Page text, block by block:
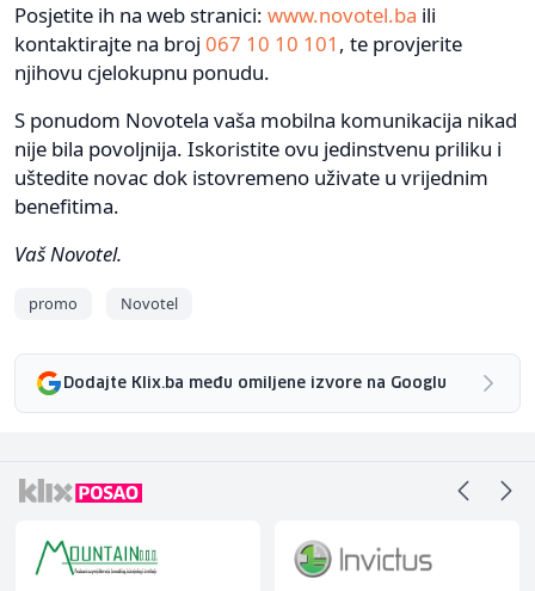
Posjetite ih na web stranici: www.novotel.ba ili
kontaktirajte na broj 067 10 10 101 , te provjerite
njihovu cjelokupnu ponudu.
S ponudom Novotela vaša mobilna komunikacija nikad
nije bila povoljnija. Iskoristite ovu jedinstvenu priliku i
uštedite novac dok istovremeno uživate u vrijednim
benefitima.
Vaš Novotel.
promo Novotel
Dodajte Klix.ba među omiljene izvore na Googlu